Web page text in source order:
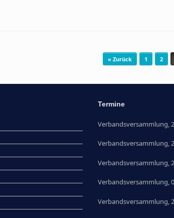
« Zurück 1 2
Termine
Verbandsversammlung,
Verbandsversammlung,
Verbandsversammlung,
Verbandsversammlung,
Verbandsversammlung,